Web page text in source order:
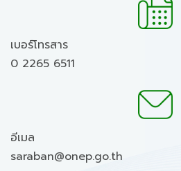
เบอร์โทรสาร
0 2265 6511
อีเมล
saraban@onep.go.th